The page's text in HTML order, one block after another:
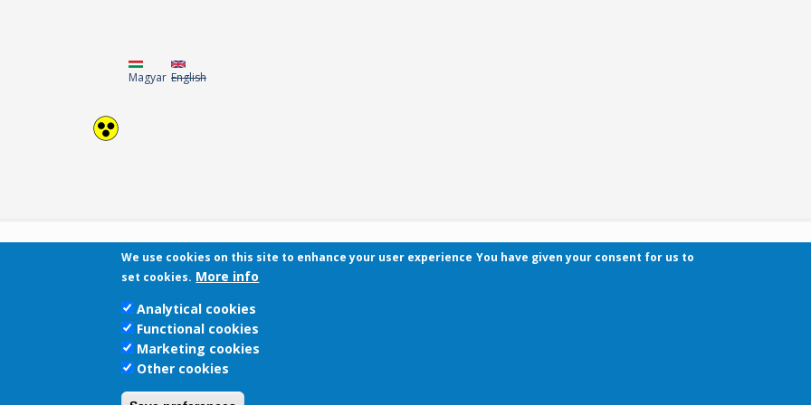
Magyar English
Contact
We use cookies on this site to enhance your user experience You have given your consent for us to
set cookies. More info
Analytical cookies
Functional cookies
Marketing cookies
Other cookies